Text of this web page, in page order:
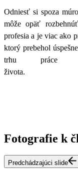
Odniesť si spoza
môže opäť
profesia a je viac ako
ktorý prebehol
trhu práce
života.
Fotografie k
Predchádzajúci slide